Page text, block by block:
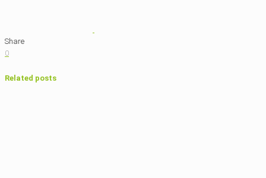
Share
0
Related posts